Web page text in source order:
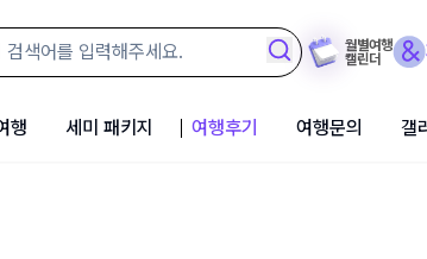
월별여행
캘린더
행 세미 패키지 여행후기 여행문의 갤